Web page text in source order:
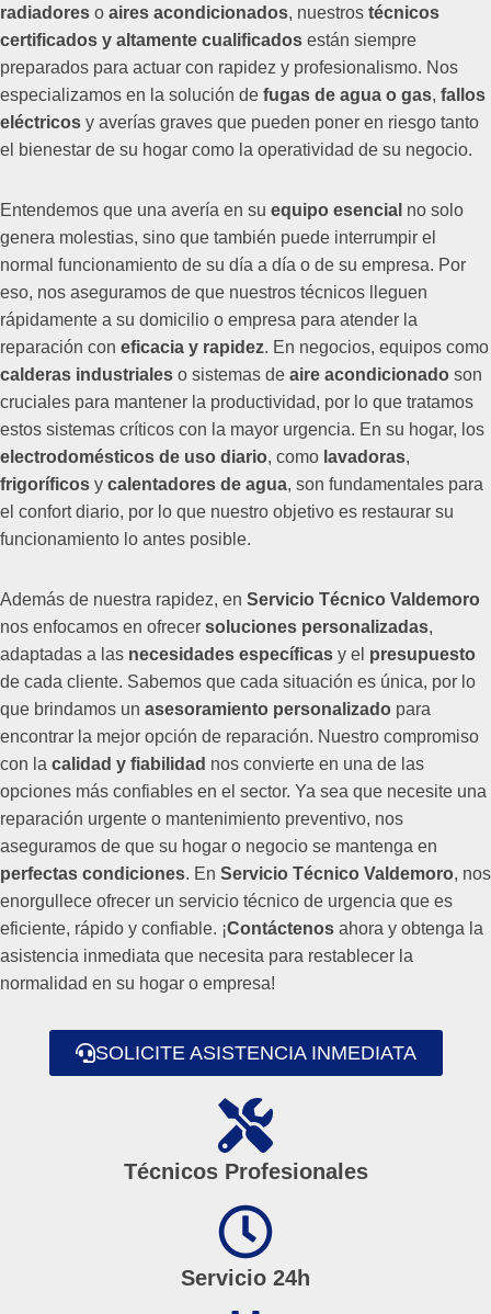
radiadores o aires acondicionados, nuestros técnicos
certificados y altamente cualificados están siempre
preparados para actuar con rapidez y profesionalismo. Nos
especializamos en la solución de fugas de agua o gas, fallos
eléctricos y averías graves que pueden poner en riesgo tanto
el bienestar de su hogar como la operatividad de su negocio.
Entendemos que una avería en su equipo esencial no solo
genera molestias, sino que también puede interrumpir el
normal funcionamiento de su día a día o de su empresa. Por
eso, nos aseguramos de que nuestros técnicos lleguen
rápidamente a su domicilio o empresa para atender la
reparación con eficacia y rapidez. En negocios, equipos como
calderas industriales o sistemas de aire acondicionado son
cruciales para mantener la productividad, por lo que tratamos
estos sistemas críticos con la mayor urgencia. En su hogar, los
electrodomésticos de uso diario, como lavadoras,
frigoríficos y calentadores de agua, son fundamentales para
el confort diario, por lo que nuestro objetivo es restaurar su
funcionamiento lo antes posible.
Además de nuestra rapidez, en Servicio Técnico Valdemoro
nos enfocamos en ofrecer soluciones personalizadas,
adaptadas a las necesidades específicas y el presupuesto
de cada cliente. Sabemos que cada situación es única, por lo
que brindamos un asesoramiento personalizado para
encontrar la mejor opción de reparación. Nuestro compromiso
con la calidad y fiabilidad nos convierte en una de las
opciones más confiables en el sector. Ya sea que necesite una
reparación urgente o mantenimiento preventivo, nos
aseguramos de que su hogar o negocio se mantenga en
perfectas condiciones. En Servicio Técnico Valdemoro, nos
enorgullece ofrecer un servicio técnico de urgencia que es
eficiente, rápido y confiable. ¡Contáctenos ahora y obtenga la
asistencia inmediata que necesita para restablecer la
normalidad en su hogar o empresa!
SOLICITE ASISTENCIA INMEDIATA
Técnicos Profesionales
Servicio 24h